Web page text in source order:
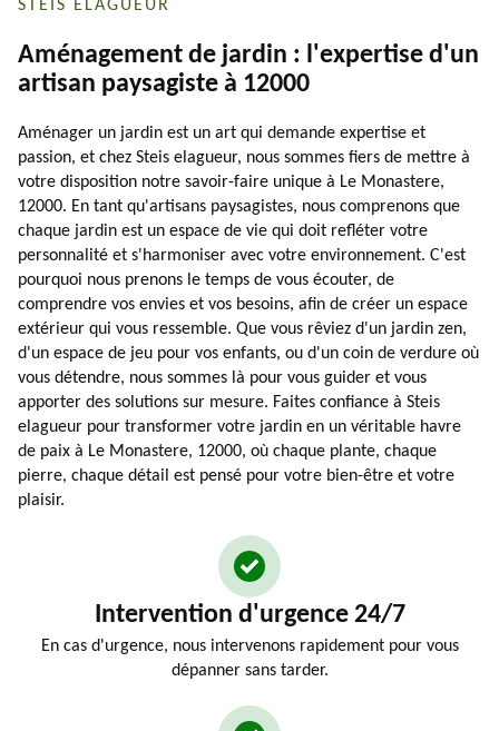
STEIS ELAGUEUR
Aménagement de jardin : l'expertise d'un
artisan paysagiste à 12000
Aménager un jardin est un art qui demande expertise et
passion, et chez Steis elagueur, nous sommes fiers de mettre à
votre disposition notre savoir-faire unique à Le Monastere,
12000. En tant qu'artisans paysagistes, nous comprenons que
chaque jardin est un espace de vie qui doit refléter votre
personnalité et s'harmoniser avec votre environnement. C'est
pourquoi nous prenons le temps de vous écouter, de
comprendre vos envies et vos besoins, afin de créer un espace
extérieur qui vous ressemble. Que vous rêviez d'un jardin zen,
d'un espace de jeu pour vos enfants, ou d'un coin de verdure où
vous détendre, nous sommes là pour vous guider et vous
apporter des solutions sur mesure. Faites confiance à Steis
elagueur pour transformer votre jardin en un véritable havre
de paix à Le Monastere, 12000, où chaque plante, chaque
pierre, chaque détail est pensé pour votre bien-être et votre
plaisir.
Intervention d'urgence 24/7
En cas d'urgence, nous intervenons rapidement pour vous
dépanner sans tarder.